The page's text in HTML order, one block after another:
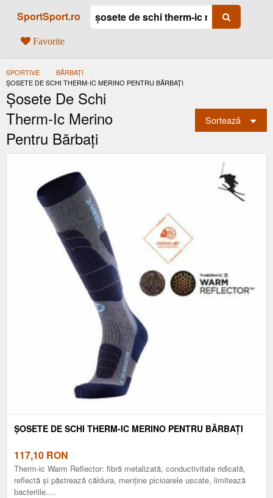
SportSport.ro
Favorite
SPORTIVE
BĂRBAȚI
ACTUAL:
ȘOSETE DE SCHI THERM-IC MERINO PENTRU BĂRBAȚI
Șosete De Schi
Therm-Ic Merino
Pentru Bărbați
Sortează
ȘOSETE DE SCHI THERM-IC MERINO PENTRU BĂRBAȚI
117,10 RON
Therm-ic Warm Reflector: fibră metalizată, conductivitate ridicată,
reflectă și păstrează căldura, menține picioarele uscate, limitează
bacteriile....